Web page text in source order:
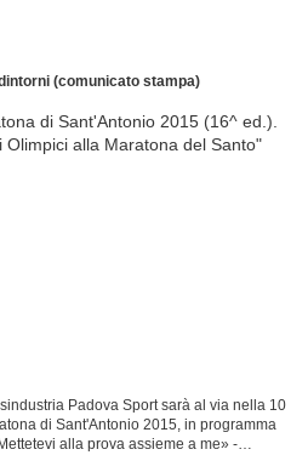
(comunicato stampa)
Padova Sport sarà al via nella 10
di Sant'Antonio 2015, in programma
alla prova assieme a me» -